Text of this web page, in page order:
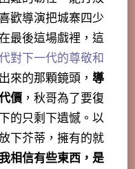
歡導演把城寨四少
最後這場戲裡，這
對下一代的尊敬和
來的那顆鏡頭， 導
價，秋哥為了要復
的只剩下遺憾。以
下芥蒂，擁有的就
相信有些東西，是